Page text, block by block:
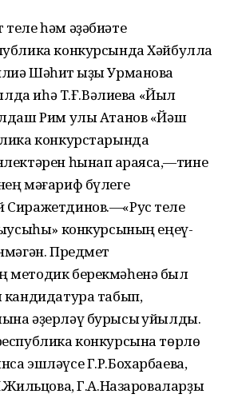
һәм әҙәбиәте
конкурсында Хәйбулла
Шәһит ҡыҙы Урманова
иһә Т.Ғ.Вәлиева «Йыл
Рим улы Атанов «Йәш
конкурстарында
һынап ҡараясаҡ,—тине
мәғариф бүлеге
теле
конкурсының еңеү-
Предмет
методик берекмәһенә был
кандидатура табып,
әҙерләү бурысы ҡуйылды.
конкурсына төрлө
эшләүсе Г.Р.Бохарбаева,
Г.А.Назароваларҙы